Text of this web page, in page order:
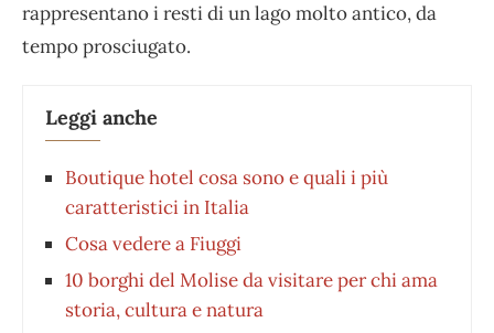
rappresentano i resti di un lago molto antico, da
tempo prosciugato.
Leggi anche
Boutique hotel cosa sono e quali i più
caratteristici in Italia
Cosa vedere a Fiuggi
10 borghi del Molise da visitare per chi ama
storia, cultura e natura